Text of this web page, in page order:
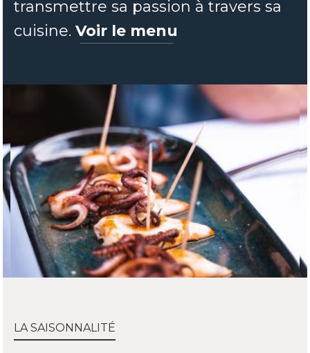
transmettre sa passion à travers sa
cuisine. Voir le menu
LA SAISONNALITÉ